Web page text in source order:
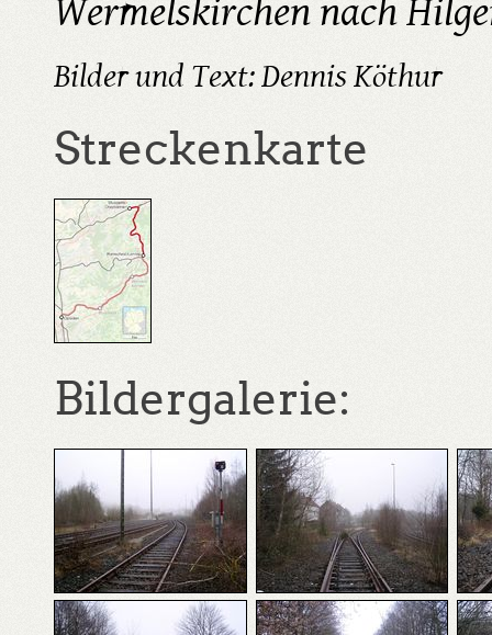
Bilder und Text: Dennis Köthur
Streckenkarte
Bildergalerie: